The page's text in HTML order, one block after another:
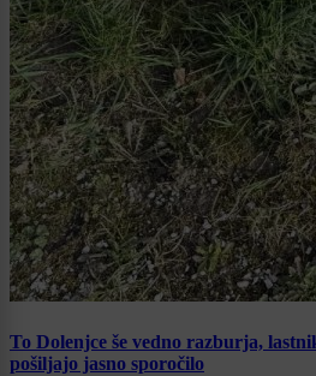
To Dolenjce še vedno razburja,
pošiljajo jasno sporočilo